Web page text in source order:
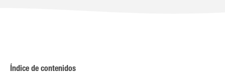
Índice de contenidos